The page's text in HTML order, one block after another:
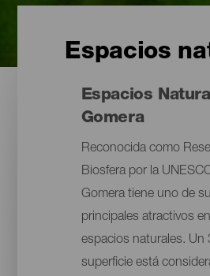
Espacios
Espacios
Gomera
Reconocida como
Biosfera por la
Gomera tiene uno de
principales atractivos
espacios naturales. Un
superficie está